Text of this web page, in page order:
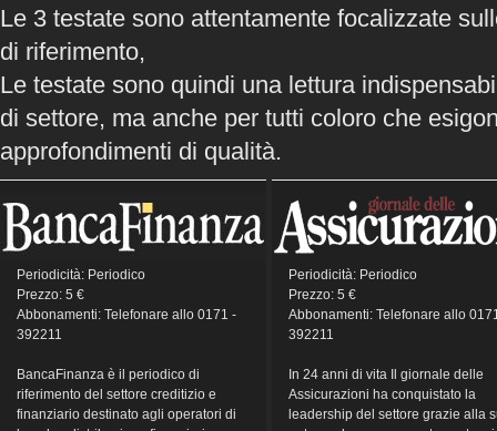
Le 3 testate sono attentamente focalizzate
di riferimento,
Le testate sono quindi una lettura
di settore, ma anche per tutti coloro che
approfondimenti di qualità.
Periodicità: Periodico
Prezzo: 5 €
Abbonamenti: Telefonare allo 0171 -
392211
BancaFinanza è il periodico di
riferimento del settore creditizio e
finanziario destinato agli operatori di
Periodicità: Periodico
Prezzo: 5 €
Abbonamenti: Telefonare allo
392211
In 24 anni di vita Il giornale delle
Assicurazioni ha conquistato la
leadership del settore grazie alla